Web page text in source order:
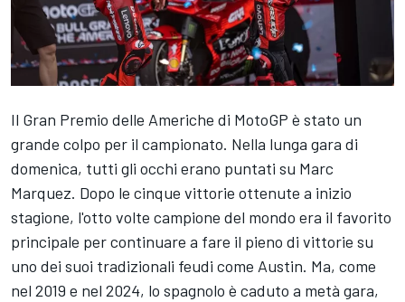
Il Gran Premio delle Americhe di MotoGP è stato un
grande colpo per il campionato. Nella lunga gara di
domenica, tutti gli occhi erano puntati su Marc
Marquez. Dopo le cinque vittorie ottenute a inizio
stagione, l'otto volte campione del mondo era il favorito
principale per continuare a fare il pieno di vittorie su
uno dei suoi tradizionali feudi come Austin. Ma, come
nel 2019 e nel 2024, lo spagnolo è caduto a metà gara,